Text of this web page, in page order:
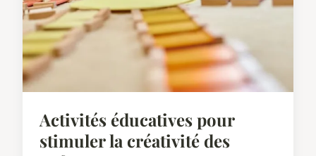
Activités éducatives pour
stimuler la créativité des